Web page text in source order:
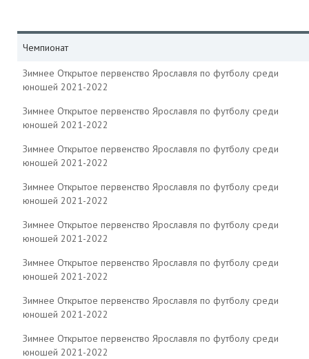
Чемпионат
Зимнее Открытое первенство Ярославля по футболу среди
юношей 2021-2022
Зимнее Открытое первенство Ярославля по футболу среди
юношей 2021-2022
Зимнее Открытое первенство Ярославля по футболу среди
юношей 2021-2022
Зимнее Открытое первенство Ярославля по футболу среди
юношей 2021-2022
Зимнее Открытое первенство Ярославля по футболу среди
юношей 2021-2022
Зимнее Открытое первенство Ярославля по футболу среди
юношей 2021-2022
Зимнее Открытое первенство Ярославля по футболу среди
юношей 2021-2022
Зимнее Открытое первенство Ярославля по футболу среди
юношей 2021-2022